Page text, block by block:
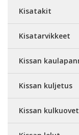
Kisatakit
Kisatarvikkeet
Kissan
Kissan kuljetus
Kissan kulkuovet